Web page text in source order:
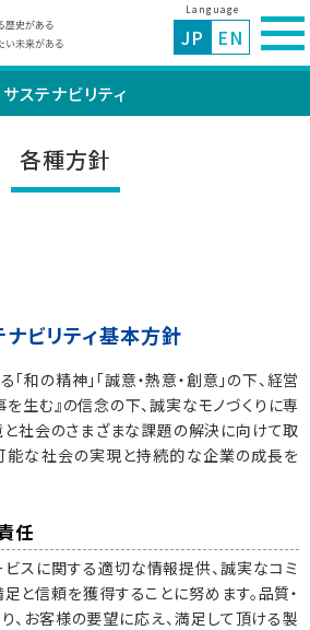
Language
JP EN
サステナビリティ
各種方針
ナビリティ基本方針
和の精神」「誠意・熱意・創意」の下、経営
生む』の信念の下、誠実なモノづくりに専
と社会のさまざまな課題の解決に向けて取
能な社会の実現と持続的な企業の成長を
任
ビスに関する適切な情報提供、誠実なコミ
と信頼を獲得することに努めます。品質・
、お客様の要望に応え、満足して頂ける製